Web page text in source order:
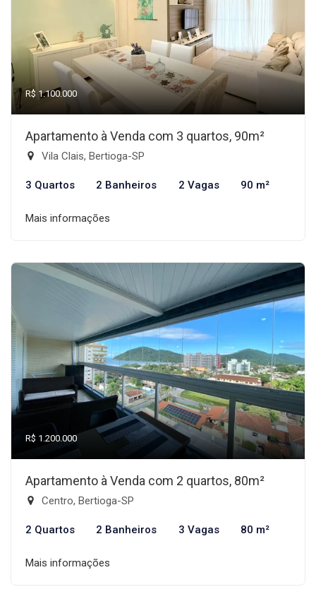
R$ 1.100.000
Apartamento à Venda com 3 quartos, 90m²
Vila Clais, Bertioga-SP
3 Quartos 2 Banheiros 2 Vagas 90 m²
Mais informações
R$ 1.200.000
Apartamento à Venda com 2 quartos, 80m²
Centro, Bertioga-SP
2 Quartos 2 Banheiros 3 Vagas 80 m²
Mais informações